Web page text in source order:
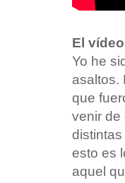
El
Yo he
asaltos.
que
venir de
esto es
aquel